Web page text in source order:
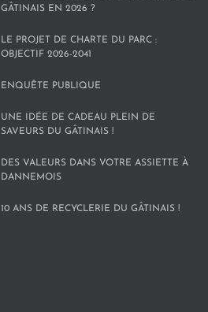
GÂTINAIS EN 2026 ?
LE PROJET DE CHARTE DU PARC :
OBJECTIF 2026-2041
ENQUÊTE PUBLIQUE
UNE IDÉE DE CADEAU PLEIN DE
SAVEURS DU GÂTINAIS !
DES VALEURS DANS VOTRE ASSIETTE À
DANNEMOIS
10 ANS DE RECYCLERIE DU GÂTINAIS !